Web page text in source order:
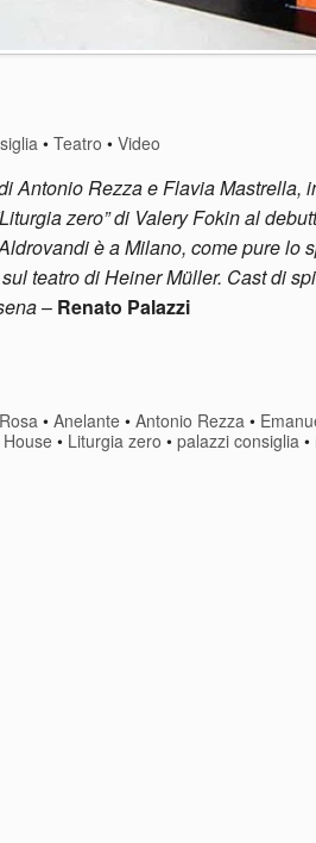
•Teatro •Video
Antonio Rezza e Flavia Mastrella,
zero” di Valery Fokin al
è a Milano, come pure lo
teatro di Heiner Müller. Cast di
– Renato Palazzi
•Anelante •Antonio Rezza •
• Liturgia zero • palazzi consiglia •